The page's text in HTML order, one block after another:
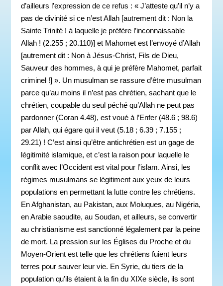
d’ailleurs l’expression de ce refus : « J’atteste qu’il n’y a
pas de divinité si ce n’est Allah [autrement dit : Non la
Sainte Trinité ! à laquelle je préfère l’inconnaissable
Allah ! (2.255 ; 20.110)] et Mahomet est l’envoyé d’Allah
[autrement dit : Non à Jésus-Christ, Fils de Dieu,
Sauveur des hommes, à qui je préfère Mahomet, parfait
criminel !] ». Un musulman se rassure d’être musulman
parce qu’au moins il n’est pas chrétien, sachant que le
chrétien, coupable du seul péché qu’Allah ne peut pas
pardonner (Coran 4.48), est voué à l’Enfer (48.6 ; 98.6)
par Allah, qui égare qui il veut (5.18 ; 6.39 ; 7.155 ;
29.21) ! C’est ainsi qu’être antichrétien est un gage de
légitimité islamique, et c’est la raison pour laquelle le
conflit avec l’Occident est vital pour l’islam. Ainsi, les
régimes musulmans se légitiment aux yeux de leurs
populations en permettant la lutte contre les chrétiens.
En Afghanistan, au Pakistan, aux Moluques, au Nigéria,
en Arabie saoudite, au Soudan, et ailleurs, se convertir
au christianisme est sanctionné légalement par la peine
de mort. La pression sur les Églises du Proche et du
Moyen-Orient est telle que les chrétiens fuient leurs
terres pour sauver leur vie. En Syrie, du tiers de la
population qu’ils étaient à la fin du XIXe siècle, ils sont